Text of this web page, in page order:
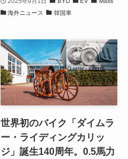
海外ニュース
韓国車
世界初のバイク「ダイムラ
ー・ライディングカリッ
ジ」誕生140周年。0.5馬力